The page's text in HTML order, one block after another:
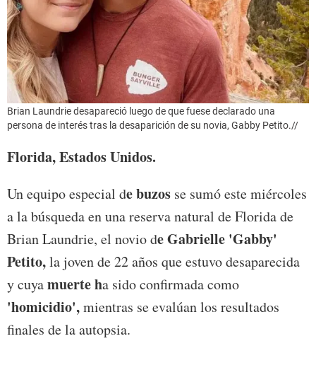
Brian Laundrie desapareció luego de que fuese declarado una
persona de interés tras la desaparición de su novia, Gabby Petito.//
Florida, Estados Unidos.
Un equipo especial de buzos se sumó este miércoles
a la búsqueda en una reserva natural de Florida de
Brian Laundrie, el novio de Gabrielle 'Gabby'
Petito,la joven de 22 años que estuvo desaparecida
y cuyamuerte ha sido confirmada como
'homicidio',mientras se evalúan los resultados
finales de la autopsia.